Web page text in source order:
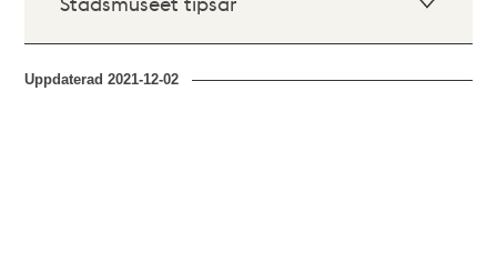
Uppdaterad2021-12-02